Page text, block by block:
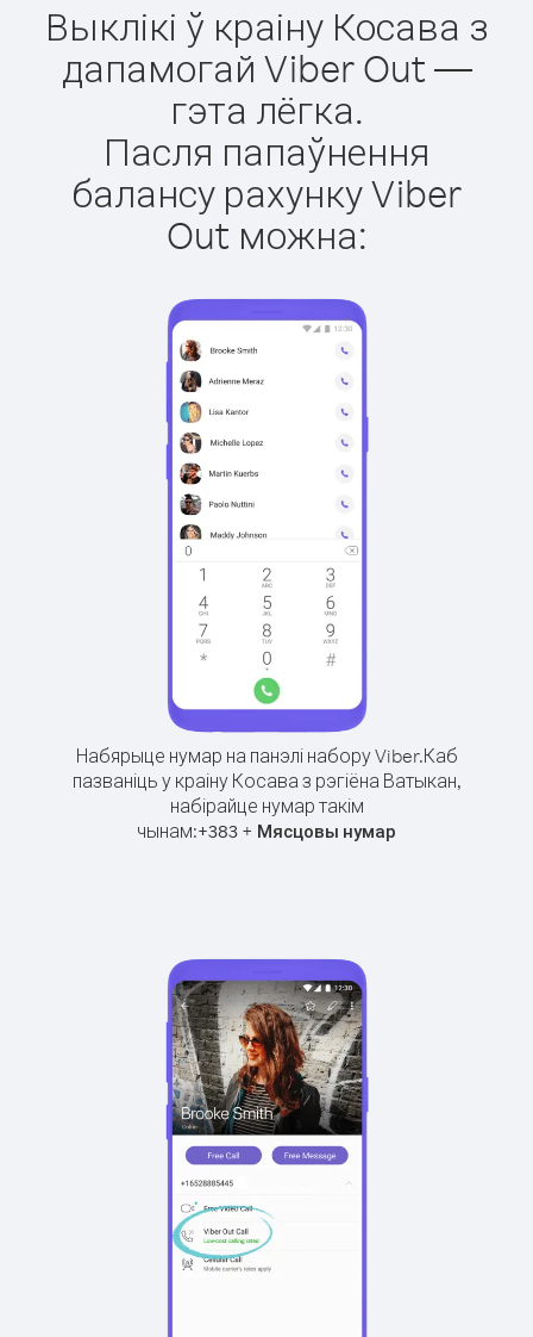
Выклікі ў краіну Косава з
дапамогай Viber Out —
гэта лёгка.
Пасля папаўнення
балансу рахунку Viber
Out можна:
Набярыце нумар на панэлі набору Viber.Каб
пазваніць у краіну Косава з рэгіёна Ватыкан,
набірайце нумар такім
чынам:+383 + Мясцовы нумар